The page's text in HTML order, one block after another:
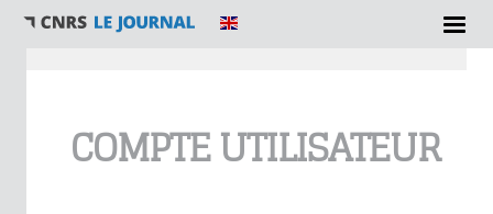
COMPTE UTILISATEUR